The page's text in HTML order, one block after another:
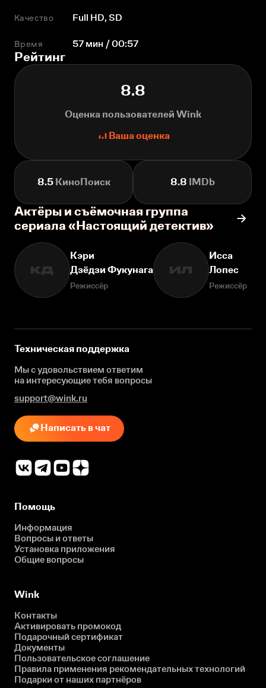
Качество Full HD, SD
Время 57 мин / 00:57
Рейтинг
8.8
Оценка пользователей Wink
Ваша оценка
8.5КиноПоиск 8.8 IMDb
Актёры и съёмочная группа
сериала «Настоящий детектив»
КД
Кэри
Дзёдзи Фукунага
Режиссёр
ИЛ
Исса
Лопес
Режиссёр
Техническая поддержка
Мы с удовольствием ответим
на интересующиетебя вопросы
support@wink.ru
Написать в чат
Помощь
Информация
Вопросы и ответы
Установка приложения
Общие вопросы
Wink
Контакты
Активировать промокод
Подарочный сертификат
Документы
Пользовательское соглашение
Правила применения рекомендательных технологий
Подарки от наших партнёров